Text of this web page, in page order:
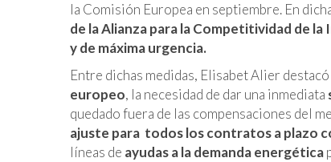
la Comisión Europea en septiembre. En
de la Alianza para la Competitividad de
y de máxima urgencia.
Entre dichas medidas, Elisabet Alier
europeo, la necesidad de dar una inmediata
quedado fuera de las compensaciones del
ajuste para todos los contratos a plazo
líneas de ayudas a la demanda energética